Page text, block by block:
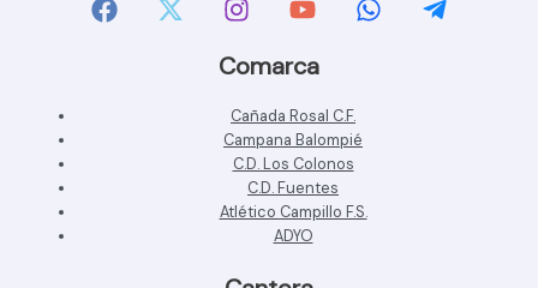
Comarca
Cañada Rosal C.F.
Campana Balompié
C.D. Los Colonos
C.D. Fuentes
Atlético Campillo F.S.
ADYO